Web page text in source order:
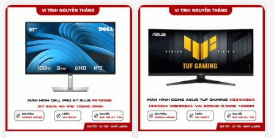
Bạn tìm laptop cho sinh viên dưới 15 triệu mượt
mà, bền bỉ? Xem ngay gợi ý các thương hiệu
laptop bền, cấu hình mạnh cho sinh viên sử dụng
4 năm đại học.
Dịch vụ build PC đồ họa tại Đồng Nai theo
yêu cầu, giá tốt, uy tín
Dịch vụ build PC đồ họa tại Đồng Nai theo yêu
cầu uy tín, tối ưu cấu hình xử lý 3D và dựng video
ngay.
10+ Mẫu laptop học sinh, sinh viên nên
mua 2026